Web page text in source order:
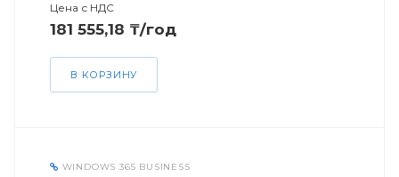
Цена с НДС
181 555,18 ₸/год
В КОРЗИНУ
WINDOWS 365 BUSINESS